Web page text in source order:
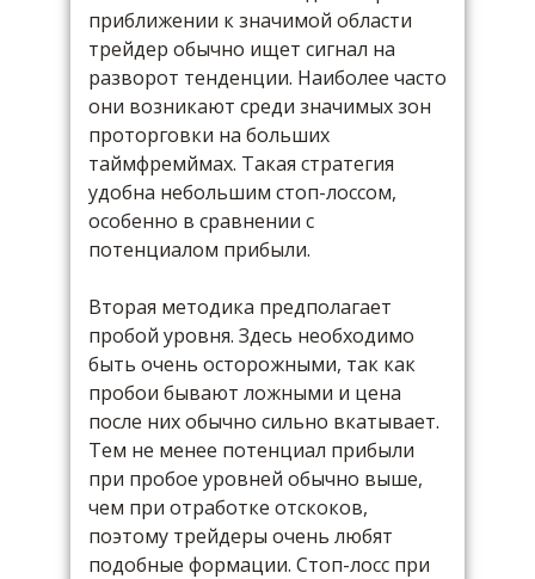
приближении к значимой области
трейдер обычно ищет сигнал на
разворот тенденции. Наиболее часто
они возникают среди значимых зон
проторговки на больших
таймфремймах. Такая стратегия
удобна небольшим стоп-лоссом,
особенно в сравнении с
потенциалом прибыли.
Вторая методика предполагает
пробой уровня. Здесь необходимо
быть очень осторожными, так как
пробои бывают ложными и цена
после них обычно сильно вкатывает.
Тем не менее потенциал прибыли
при пробое уровней обычно выше,
чем при отработке отскоков,
поэтому трейдеры очень любят
подобные формации. Стоп-лосс при